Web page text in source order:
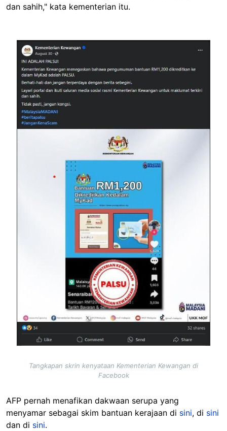
dan sahih," kata kementerian itu.
Image
Tangkapan skrin kenyataan Kementerian Kewangan di
Facebook
AFP pernah menafikan dakwaan serupa yang
menyamar sebagai skim bantuan kerajaan di sini, di sini
dan di sini.